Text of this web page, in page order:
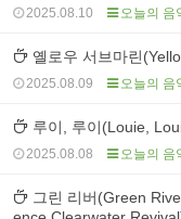
2025.08.10 오늘의 음
옐로우 서브마린
2025.08.09 오늘의 음
루이, 루이(Louie,
2025.08.08 오늘의 음
그린 리버(Green